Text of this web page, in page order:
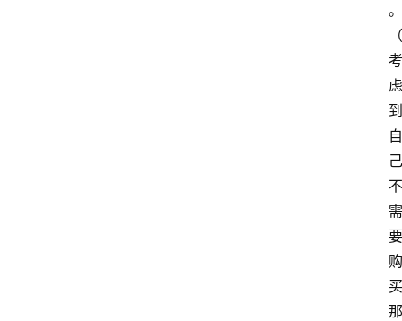
。
（
考
虑
到
自
己
不
需
要
购
买
那